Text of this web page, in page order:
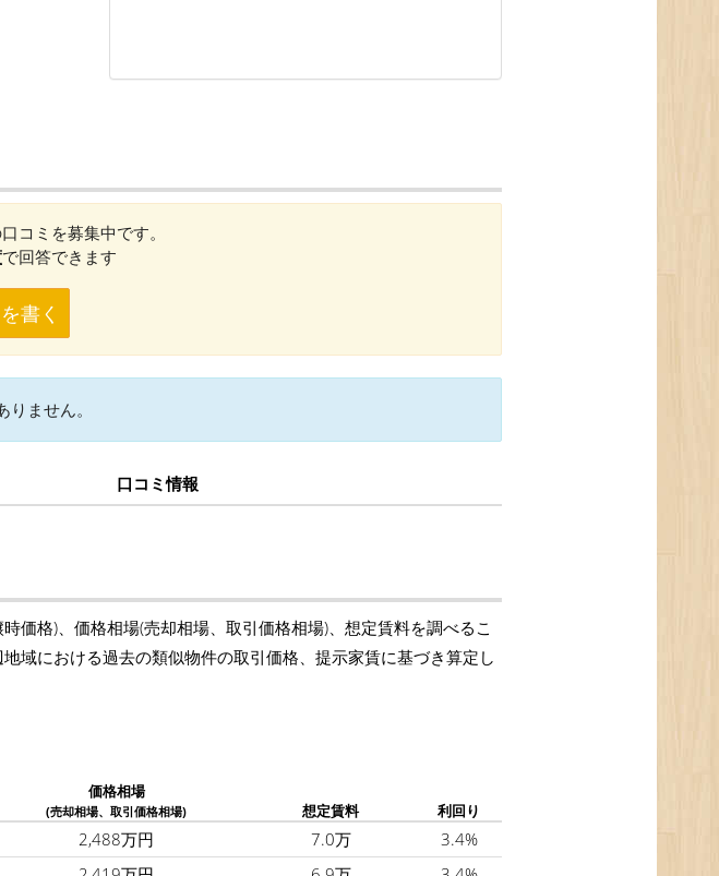
コミを募集中です。
で回答できます
書く
ません。
口コミ情報
価格)、価格相場(売却相場、取引価格相場)、想定賃料を調べるこ
域における過去の類似物件の取引価格、提示家賃に基づき算定し
価格相場
(売却相場、取引価格相場) 想定賃料 利回り
2,488万円 7.0万
3.4%